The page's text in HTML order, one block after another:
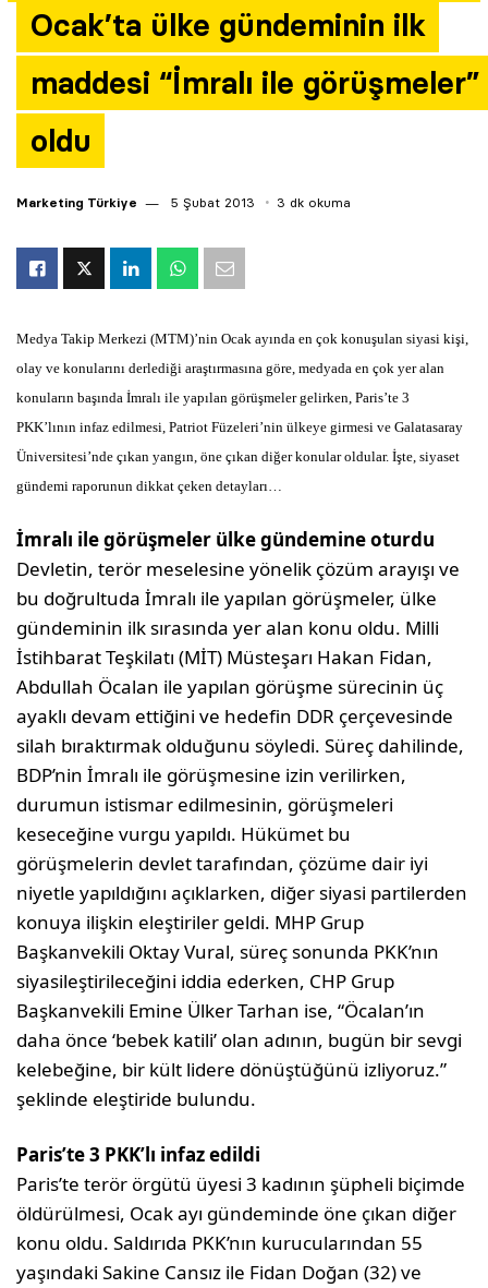
Ocak’ta ülke gündeminin ilk
maddesi “İmralı ile görüşmeler”
oldu
Marketing Türkiye 5 Şubat 2013 3 dk okuma
Medya Takip Merkezi (MTM)’nin Ocak ayında en çok konuşulan siyasi kişi,
olay ve konularını derlediği araştırmasına göre, medyada en çok yer alan
konuların başında İmralı ile yapılan görüşmeler gelirken, Paris’te 3
PKK’lının infaz edilmesi, Patriot Füzeleri’nin ülkeye girmesi ve Galatasaray
Üniversitesi’nde çıkan yangın, öne çıkan diğer konular oldular. İşte, siyaset
gündemi raporunun dikkat çeken detayları…
İmralı ile görüşmeler ülke gündemine oturdu
Devletin, terör meselesine yönelik çözüm arayışı ve
bu doğrultuda İmralı ile yapılan görüşmeler, ülke
gündeminin ilk sırasında yer alan konu oldu. Milli
İstihbarat Teşkilatı (MİT) Müsteşarı Hakan Fidan,
Abdullah Öcalan ile yapılan görüşme sürecinin üç
ayaklı devam ettiğini ve hedefin DDR çerçevesinde
silah bıraktırmak olduğunu söyledi. Süreç dahilinde,
BDP’nin İmralı ile görüşmesine izin verilirken,
durumun istismar edilmesinin, görüşmeleri
keseceğine vurgu yapıldı. Hükümet bu
görüşmelerin devlet tarafından, çözüme dair iyi
niyetle yapıldığını açıklarken, diğer siyasi partilerden
konuya ilişkin eleştiriler geldi. MHP Grup
Başkanvekili Oktay Vural, süreç sonunda PKK’nın
siyasileştirileceğini iddia ederken, CHP Grup
Başkanvekili Emine Ülker Tarhan ise, “Öcalan’ın
daha önce ‘bebek katili’ olan adının, bugün bir sevgi
kelebeğine, bir kült lidere dönüştüğünü izliyoruz.”
şeklinde eleştiride bulundu.
Paris’te 3 PKK’lı infaz edildi
Paris’te terör örgütü üyesi 3 kadının şüpheli biçimde
öldürülmesi, Ocak ayı gündeminde öne çıkan diğer
konu oldu. Saldırıda PKK’nın kurucularından 55
yaşındaki Sakine Cansız ile Fidan Doğan (32) ve
Yazarlar
Araştırma